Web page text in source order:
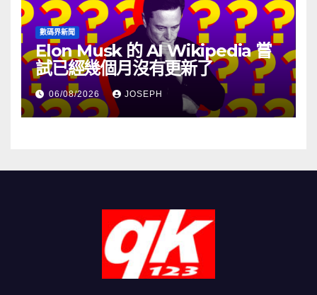
數碼界新聞
Elon Musk 的 AI Wikipedia 嘗
試已經幾個月沒有更新了
06/08/2026 JOSEPH